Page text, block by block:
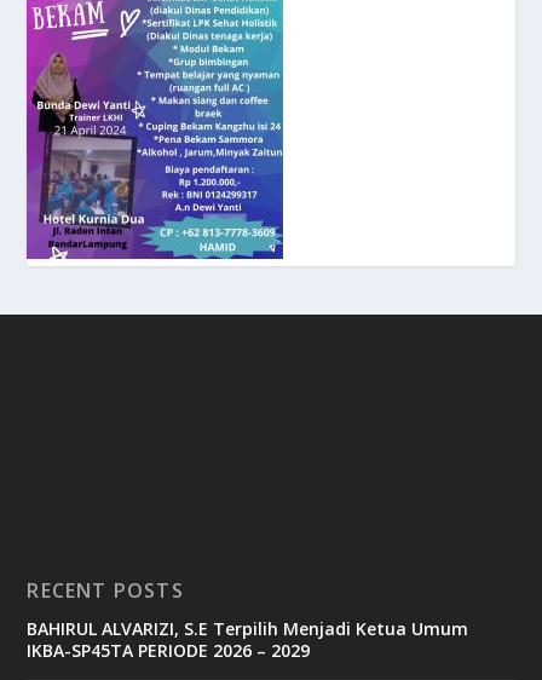
RECENT POSTS
BAHIRUL ALVARIZI, S.E Terpilih Menjadi Ketua Umum
IKBA-SP45TA PERIODE 2026 – 2029